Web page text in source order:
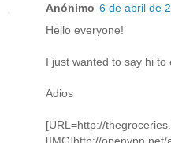
Anónimo 6 de abril de
Hello everyone!
I just wanted to say hi to
Adios
[URL=http://